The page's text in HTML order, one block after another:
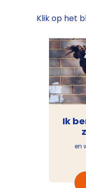
Klik op het
Ik
en